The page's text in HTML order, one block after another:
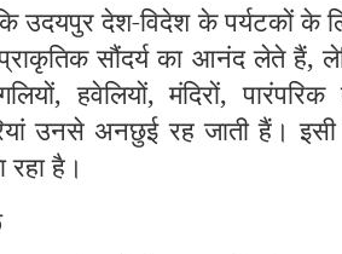
उदयपुर देश-विदेश के पर्यटकों के
सौंदर्य का आनंद लेते
हवेलियों, मंदिरों,
उनसे अनछुई रह जाती हैं।
है।